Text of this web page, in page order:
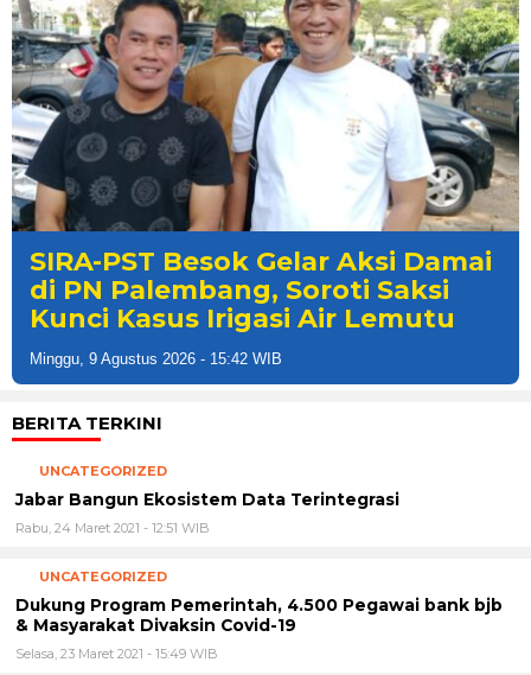
SIRA-PST Besok Gelar Aksi Damai
di PN Palembang, Soroti Saksi
Kunci Kasus Irigasi Air Lemutu
Minggu, 9 Agustus 2026 - 15:42 WIB
BERITA TERKINI
UNCATEGORIZED
Jabar Bangun Ekosistem Data Terintegrasi
Rabu, 24 Maret 2021 - 12:51 WIB
UNCATEGORIZED
Dukung Program Pemerintah, 4.500 Pegawai bank bjb
& Masyarakat Divaksin Covid-19
Selasa, 23 Maret 2021 - 15:49 WIB